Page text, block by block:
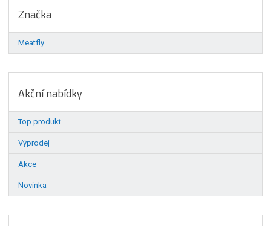
Značka
Meatfly
Akční nabídky
Top produkt
Výprodej
Akce
Novinka